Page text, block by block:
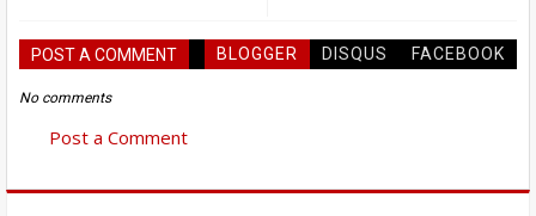
POST A COMMENT BLOGGER DISQUS FACEBOOK
No comments
Post a Comment